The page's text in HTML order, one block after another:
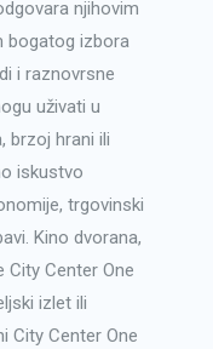
njihovim
bogatog izbora
i raznovrsne
uživati u
brzoj hrani ili
iskustvo
trgovinski
Kino dvorana,
Center One
izlet ili
City Center One